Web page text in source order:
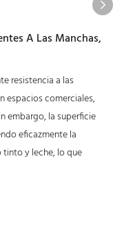
A Las Manchas,
resistencia a las
espacios comerciales,
embargo, la superficie
eficazmente la
y leche, lo que